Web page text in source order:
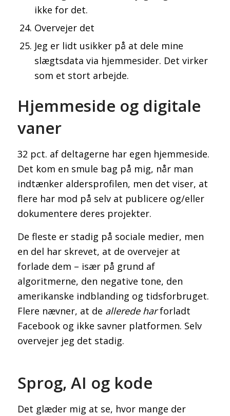
ikke for det.
Overvejer det
Jeg er lidt usikker på at dele mine
slægtsdata via hjemmesider. Det virker
som et stort arbejde.
Hjemmeside og digitale
vaner
32 pct. af deltagerne har egen hjemmeside.
Det kom en smule bag på mig, når man
indtænker aldersprofilen, men det viser, at
flere har mod på selv at publicere og/eller
dokumentere deres projekter.
De fleste er stadig på sociale medier, men
en del har skrevet, at de overvejer at
forlade dem – især på grund af
algoritmerne, den negative tone, den
amerikanske indblanding og tidsforbruget.
Flere nævner, at de allerede harforladt
Facebook og ikke savner platformen. Selv
overvejer jeg det stadig.
Sprog, AI og kode
Det glæder mig at se, hvor mange der